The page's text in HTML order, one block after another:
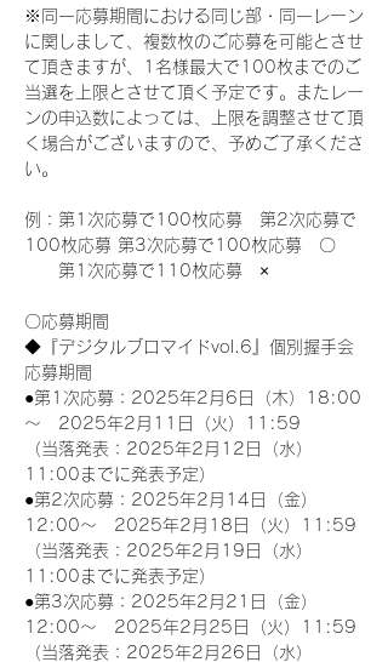
※同一応募期間における同じ部・同一レーン
に関しまして、複数枚のご応募を可能とさせ
て頂きますが、1名様最大で100枚までのご
当選を上限とさせて頂く予定です。またレー
ンの申込数によっては、上限を調整させて頂
く場合がございますので、予めご了承くださ
い。
例：第1次応募で100枚応募　第2次応募で
100枚応募 第3次応募で100枚応募　〇
第1次応募で110枚応募　×
〇応募期間
◆『デジタルブロマイドvol.6』個別握手会
応募期間
●第1次応募：2025年2月6日（木）18:00
～　2025年2月11日（火）11:59
（当落発表：2025年2月12日（水）
11:00までに発表予定）
●第2次応募：2025年2月14日（金）
12:00～　2025年2月18日（火）11:59
（当落発表：2025年2月19日（水）
11:00までに発表予定）
●第3次応募：2025年2月21日（金）
12:00～　2025年2月25日（火）11:59
（当落発表：2025年2月26日（水）